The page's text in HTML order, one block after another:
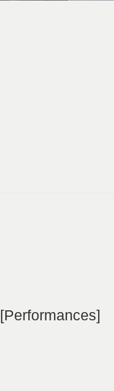
[Performances]